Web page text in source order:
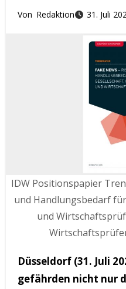
Von Redaktion 31. Juli
IDW Positionspapier
und Handlungsbedarf
und
Düsseldorf (31. Juli 2025) – Fake News
gefährden nicht nur